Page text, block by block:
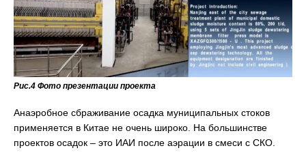
Рис.4 Фото презентации проекта
Анаэробное сбраживание осадка муниципальных стоков
применяется в Китае не очень широко. На большинстве
проектов осадок – это ИАИ после аэрации в смеси с СКО.